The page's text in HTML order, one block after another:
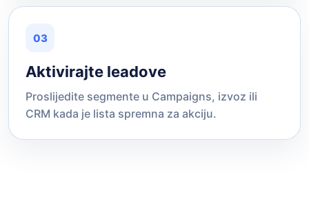
03
Aktivirajte leadove
Proslijedite segmente u Campaigns, izvoz ili
CRM kada je lista spremna za akciju.